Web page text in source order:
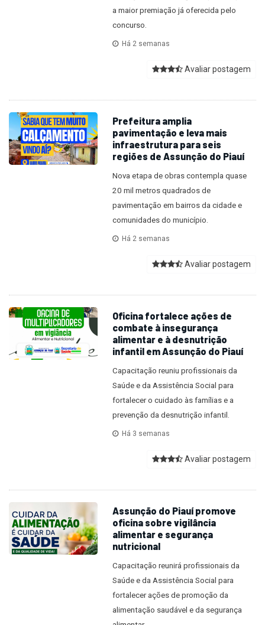
a maior premiação já oferecida pelo
concurso.
Há 2 semanas
Avaliar postagem
Prefeitura amplia
pavimentação e leva mais
infraestrutura para seis
regiões de Assunção do Piauí
Nova etapa de obras contempla quase
20 mil metros quadrados de
pavimentação em bairros da cidade e
comunidades do município.
Há 2 semanas
Avaliar postagem
Oficina fortalece ações de
combate à insegurança
alimentar e à desnutrição
infantil em Assunção do Piauí
Capacitação reuniu profissionais da
Saúde e da Assistência Social para
fortalecer o cuidado às famílias e a
prevenção da desnutrição infantil.
Há 3 semanas
Avaliar postagem
Assunção do Piauí promove
oficina sobre vigilância
alimentar e segurança
nutricional
Capacitação reunirá profissionais da
Saúde e da Assistência Social para
fortalecer ações de promoção da
alimentação saudável e da segurança